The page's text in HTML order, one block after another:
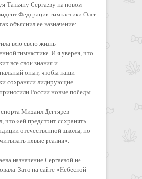
Татьяну Сергаеву на новом
Федерации гимнастики Олег
объяснил ее назначение:
всю свою жизнь
гимнастике. И я уверен, что
все свои знания и
опыт, чтобы наши
сохраняли лидирующие
России новые победы.
Михаил Дегтярев
что «ей предстоит сохранить
отечественной школы, но
новые реалии».
назначение Сергаевой не
Зато на сайте «Небесной